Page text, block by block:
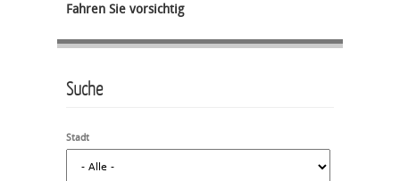
Fahren Sie vorsichtig
Suche
Stadt